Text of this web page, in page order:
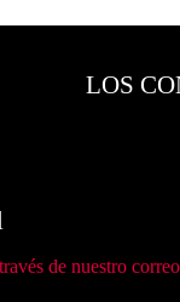
LOS
de nuestro correo